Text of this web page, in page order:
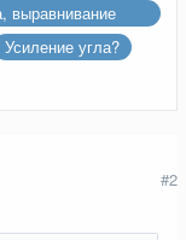
выравнивание
Усиление угла?
#2